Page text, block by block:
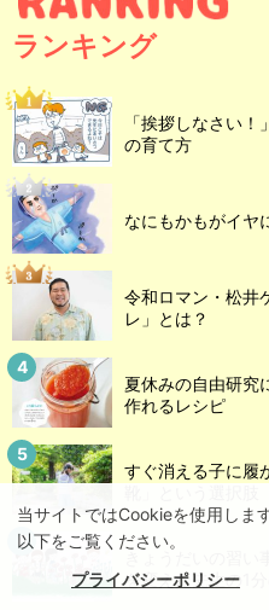
当サイトではCookieを使用しま
以下をご覧ください。
プライバシーポリシー
ランキング
「挨拶しなさい
の育て方
なにもかもがイヤ
令和ロマン・松井
レ」とは？
夏休みの自由研究
作れるレシピ
すぐ消える子に履
きょうだいの習い
を変えた先生の1分